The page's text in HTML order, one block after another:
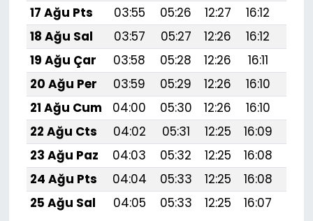
17 Ağu Pts
03:55 05:26 12:27 16:12
18 Ağu Sal
03:57 05:27 12:26 16:12
19 Ağu Çar
03:58 05:28 12:26 16:11
20 Ağu Per
03:59 05:29 12:26 16:10
21 Ağu Cum
04:00 05:30 12:26 16:10
22 Ağu Cts
04:02 05:31 12:25 16:09
23 Ağu Paz
04:03 05:32 12:25 16:08
24 Ağu Pts
04:04 05:33 12:25 16:08
25 Ağu Sal
04:05 05:33 12:25 16:07